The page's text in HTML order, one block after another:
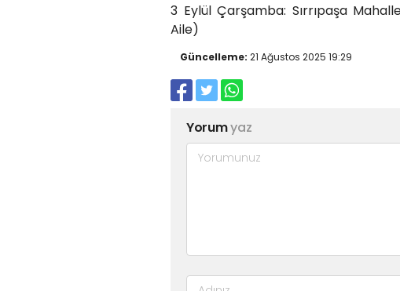
3 Eylül Çarşamba: Sırrıpaşa
Aile)
Güncelleme: 21 Ağustos 2025 19:29
Yorumyaz